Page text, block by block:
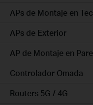
APs de Montaje en
APs de Exterior
AP de Montaje en
Controlador Omada
Routers 5G / 4G